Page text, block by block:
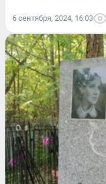
6 сентября, 2024, 16:03